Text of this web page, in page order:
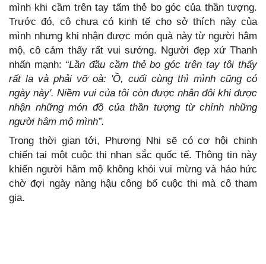
mình khi cầm trên tay tấm thẻ bo góc của thần tượng.
Trước đó, cô chưa có kinh tế cho sở thích này của
mình nhưng khi nhận được món quà này từ người hâm
mộ, cô cảm thấy rất vui sướng. Người đẹp xứ Thanh
nhấn mạnh: “Lần đầu cầm thẻ bo góc trên tay tôi thấy
rất lạ và phải vỡ oà: 'Ồ, cuối cùng thì mình cũng có
ngày này'. Niềm vui của tôi còn được nhân đôi khi được
nhận những món đồ của thần tượng từ chính những
người hâm mộ mình”.
Trong thời gian tới, Phương Nhi sẽ có cơ hội chinh
chiến tại một cuộc thi nhan sắc quốc tế. Thông tin này
khiến người hâm mộ không khỏi vui mừng và háo hức
chờ đợi ngày nàng hậu công bố cuộc thi mà cô tham
gia.